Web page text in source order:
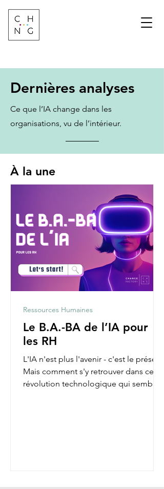
Dernières analyses
Ce que l’IA change dans les
organisations, vu de l’intérieur.
À la une
Le B.A.-BA de l’IA pour
les RH
L'IA n'est plus l'avenir - c'est le présent.
Mais comment s'y retrouver dans cette
révolution technologique qui semble
Ressources Humaines